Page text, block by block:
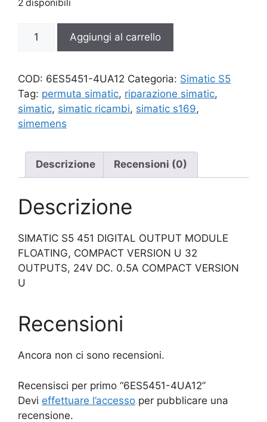
2 disponibili
4UA12
Aggiungi al carrello
COD: 6ES5451-4UA12 Categoria: Simatic S5
Tag: permuta simatic, riparazione simatic,
simatic, simatic ricambi, simatic s169,
simemens
Descrizione Recensioni (0)
Descrizione
SIMATIC S5 451 DIGITAL OUTPUT MODULE
FLOATING, COMPACT VERSION U 32
OUTPUTS, 24V DC. 0.5A COMPACT VERSION
U
Recensioni
Ancora non ci sono recensioni.
Recensisci per primo “6ES5451-4UA12”
Devi effettuare l’accesso per pubblicare una
recensione.